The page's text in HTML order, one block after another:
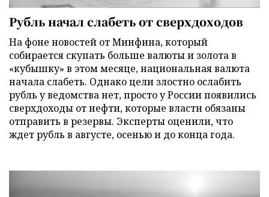
Рубль начал слабеть от сверхдоходов
На фоне новостей от Минфина, который
собирается скупать больше валюты и золота в
«кубышку» в этом месяце, национальная валюта
начала слабеть. Однако цели злостно ослабить
рубль у ведомства нет, просто у России появились
сверхдоходы от нефти, которые власти обязаны
отправить в резервы. Эксперты оценили, что
ждет рубль в августе, осенью и до конца года.